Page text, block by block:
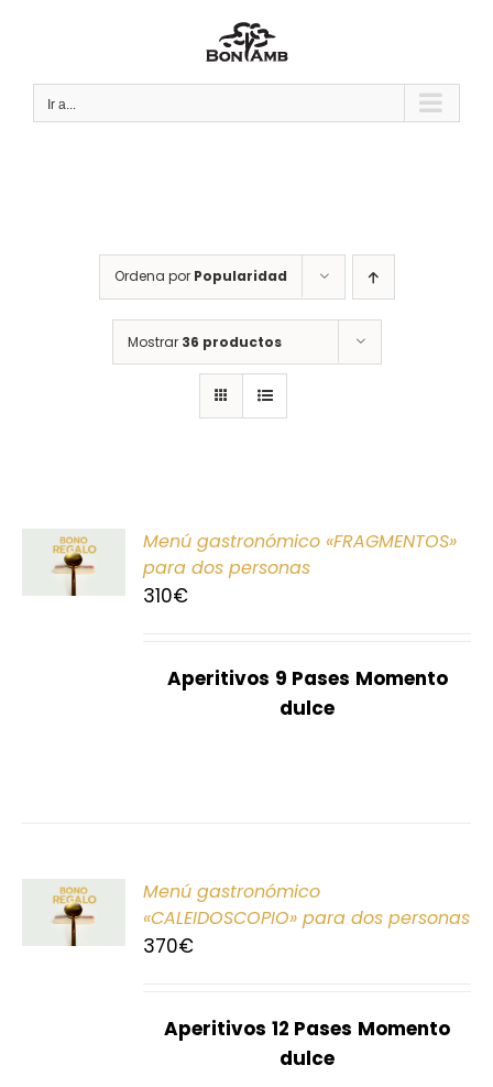
Ir a...
Ordena por Popularidad
Mostrar 36 productos
Menú gastronómico «FRAGMENTOS»
para dos personas
310€
Aperitivos 9 Pases Momento
dulce
Menú gastronómico
«CALEIDOSCOPIO» para dos personas
370€
Aperitivos 12 Pases Momento
dulce